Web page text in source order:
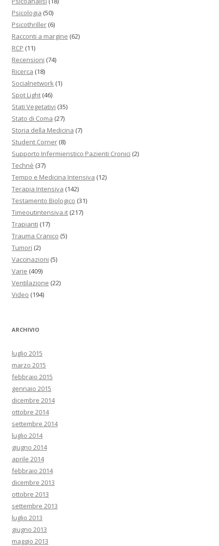
Psicologia (50)
Psicothriller (6)
Racconti a margine (62)
RCP (11)
Recensioni (74)
Ricerca (18)
Socialnetwork (1)
Spot Light (46)
Stati Vegetativi (35)
Stato di Coma (27)
Storia della Medicina (7)
Student Corner (8)
Supporto Infermieristico Pazienti Cronici (2)
Technè (37)
Tempo e Medicina Intensiva (12)
Terapia Intensiva (142)
Testamento Biologico (31)
Timeoutintensiva.it (217)
Trapianti (17)
Trauma Cranico (5)
Tumori (2)
Vaccinazioni (5)
Varie (409)
Ventilazione (22)
Video (194)
ARCHIVIO
luglio 2015
marzo 2015
febbraio 2015
gennaio 2015
dicembre 2014
ottobre 2014
settembre 2014
luglio 2014
giugno 2014
aprile 2014
febbraio 2014
dicembre 2013
ottobre 2013
settembre 2013
luglio 2013
giugno 2013
maggio 2013